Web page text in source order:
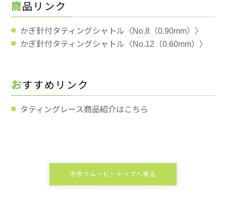
商品リンク
かぎ針付タティングシャトル〈No.8（0.90mm）〉
かぎ針付タティングシャトル〈No.12（0.60mm）〉
おすすめリンク
タティングレース商品紹介はこちら
手作りムービートップへ戻る